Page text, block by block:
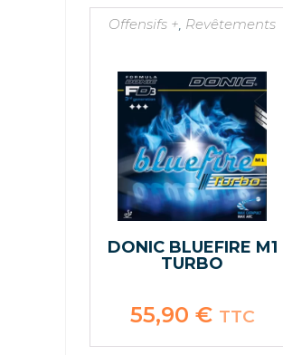
Offensifs +, Revêtements
DONIC BLUEFIRE M1
TURBO
55,90 € TTC